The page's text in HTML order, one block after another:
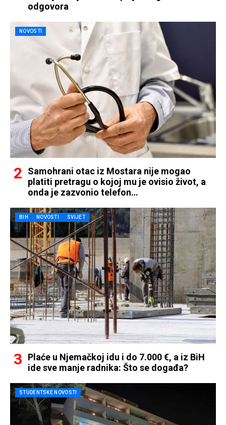
odgovora
NOVOSTI
Samohrani otac iz Mostara nije mogao
platiti pretragu o kojoj mu je ovisio život, a
onda je zazvonio telefon…
BIH NOVOSTI SVIJET
Plaće u Njemačkoj idu i do 7.000 €, a iz BiH
ide sve manje radnika: Što se događa?
STUDENTSKE NOVOSTI